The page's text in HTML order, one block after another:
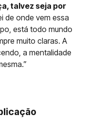
talvez seja por
de onde vem essa
está todo mundo
muito claras. A
a mentalidade